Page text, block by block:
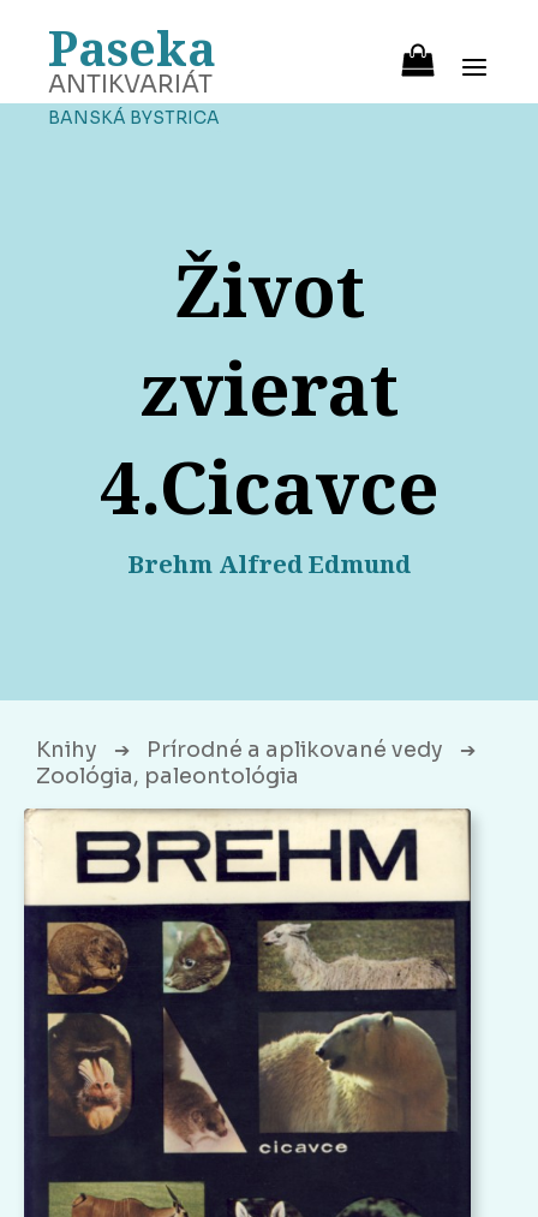
Paseka
ANTIKVARIÁT
BANSKÁ BYSTRICA
Život
zvierat
4.Cicavce
Brehm Alfred Edmund
Knihy ➔ Prírodné a aplikované vedy ➔
Zoológia, paleontológia